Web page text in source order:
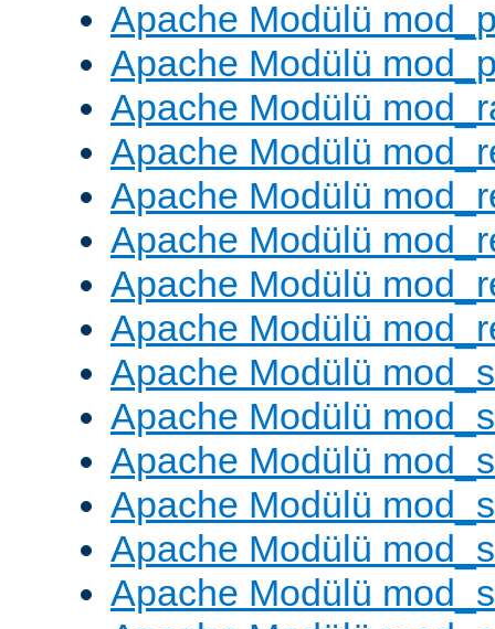
Apache Modülü
Apache Modülü
Apache Modülü
Apache Modülü
Apache Modülü
Apache Modülü
Apache Modülü
Apache Modülü
Apache Modülü
Apache Modülü
Apache Modülü
Apache Modülü
Apache Modülü
Apache Modülü